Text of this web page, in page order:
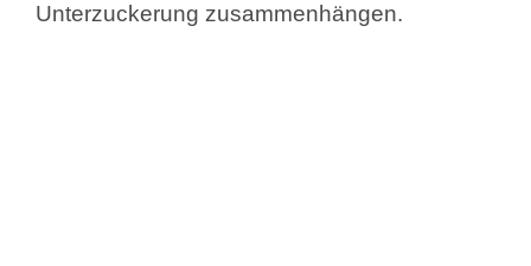
Unterzuckerung zusammenhängen.